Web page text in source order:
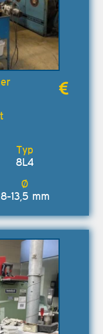
8L4
8-13,5 mm